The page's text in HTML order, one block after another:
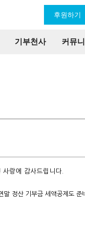
기부천사 커뮤
후원하기
랑에 감사드립니다.
말 정산 기부금 세액공제도 준